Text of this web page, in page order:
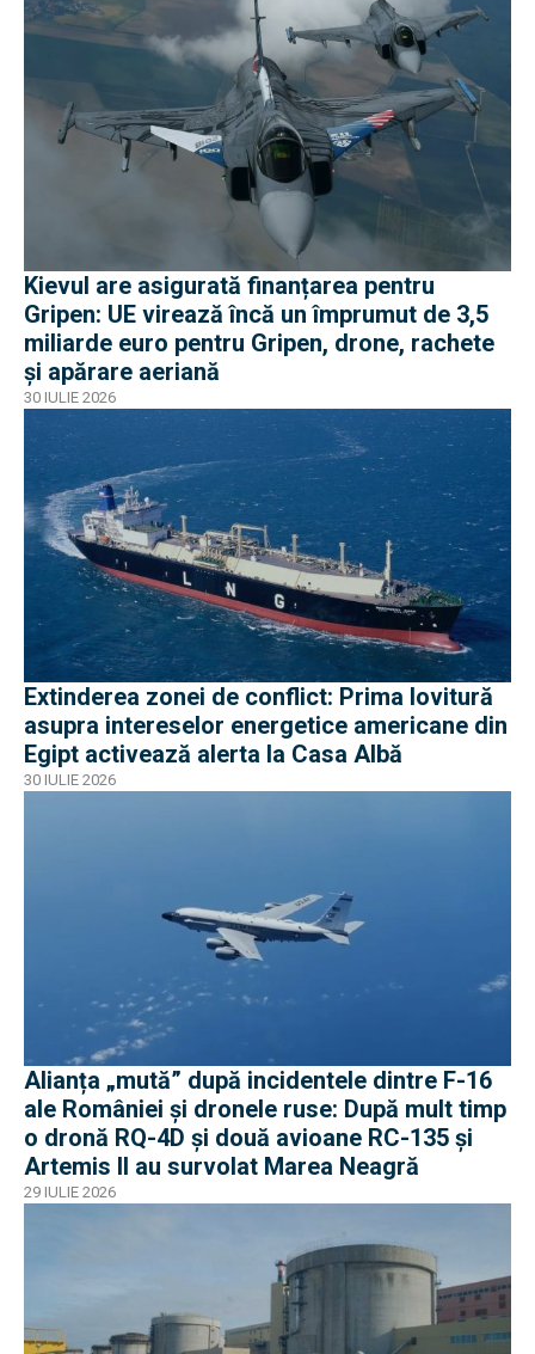
Kievul are asigurată finanțarea pentru
Gripen: UE virează încă un împrumut de 3,5
miliarde euro pentru Gripen, drone, rachete
și apărare aeriană
30 IULIE 2026
Extinderea zonei de conflict: Prima lovitură
asupra intereselor energetice americane din
Egipt activează alerta la Casa Albă
30 IULIE 2026
Alianța „mută” după incidentele dintre F-16
ale României și dronele ruse: După mult timp
o dronă RQ-4D și două avioane RC-135 și
Artemis II au survolat Marea Neagră
29 IULIE 2026